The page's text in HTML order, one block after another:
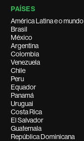
PAÍSES
América Latina e o mundo
Brasil
México
Argentina
Colombia
Venezuela
Chile
Peru
Equador
Panamá
Uruguai
Costa Rica
El Salvador
Guatemala
República Dominicana